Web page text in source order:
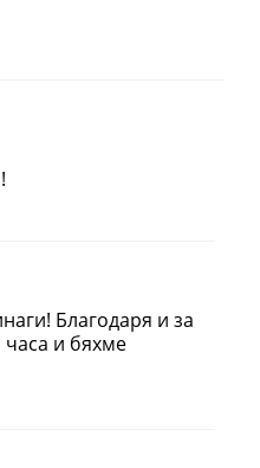
Благодаря и за
и бяхме